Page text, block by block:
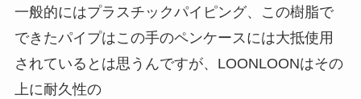
一般的にはプラスチックパイピング、この樹脂で
できたパイプはこの手のペンケースには大抵使用
されているとは思うんですが、LOONLOONはその
上に耐久性の